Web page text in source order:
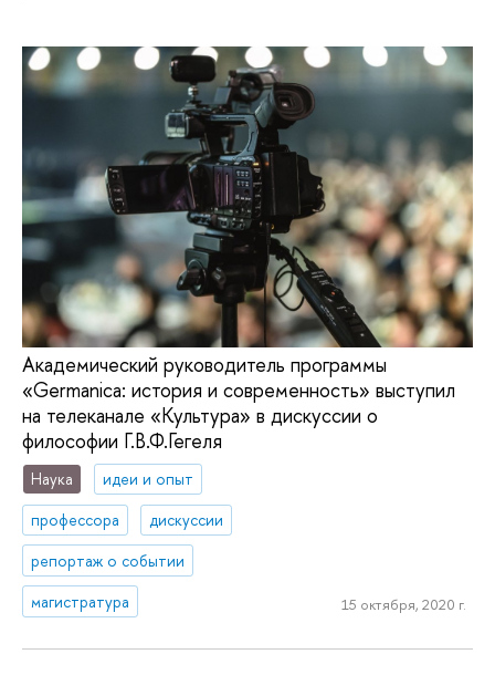
Академический руководитель программы
«Germanica: история и современность» выступил
на телеканале «Культура» в дискуссии о
философии Г.В.Ф.Гегеля
Наука
идеи и опыт
профессора
дискуссии
репортаж о событии
магистратура
15 октября, 2020 г.